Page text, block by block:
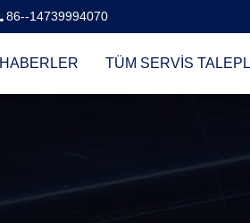
86--14739994070
HABERLER TÜM SERVIS